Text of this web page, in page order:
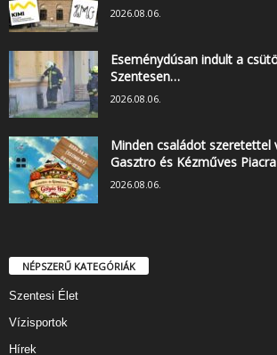
2026.08.06.
Eseménydúsan indult a
Szentesen…
2026.08.06.
Minden családot szeretettel
Gasztro és Kézműves
2026.08.06.
NÉPSZERŰ KATEGÓRIÁK
Szentesi Élet
Vízisportok
Hírek